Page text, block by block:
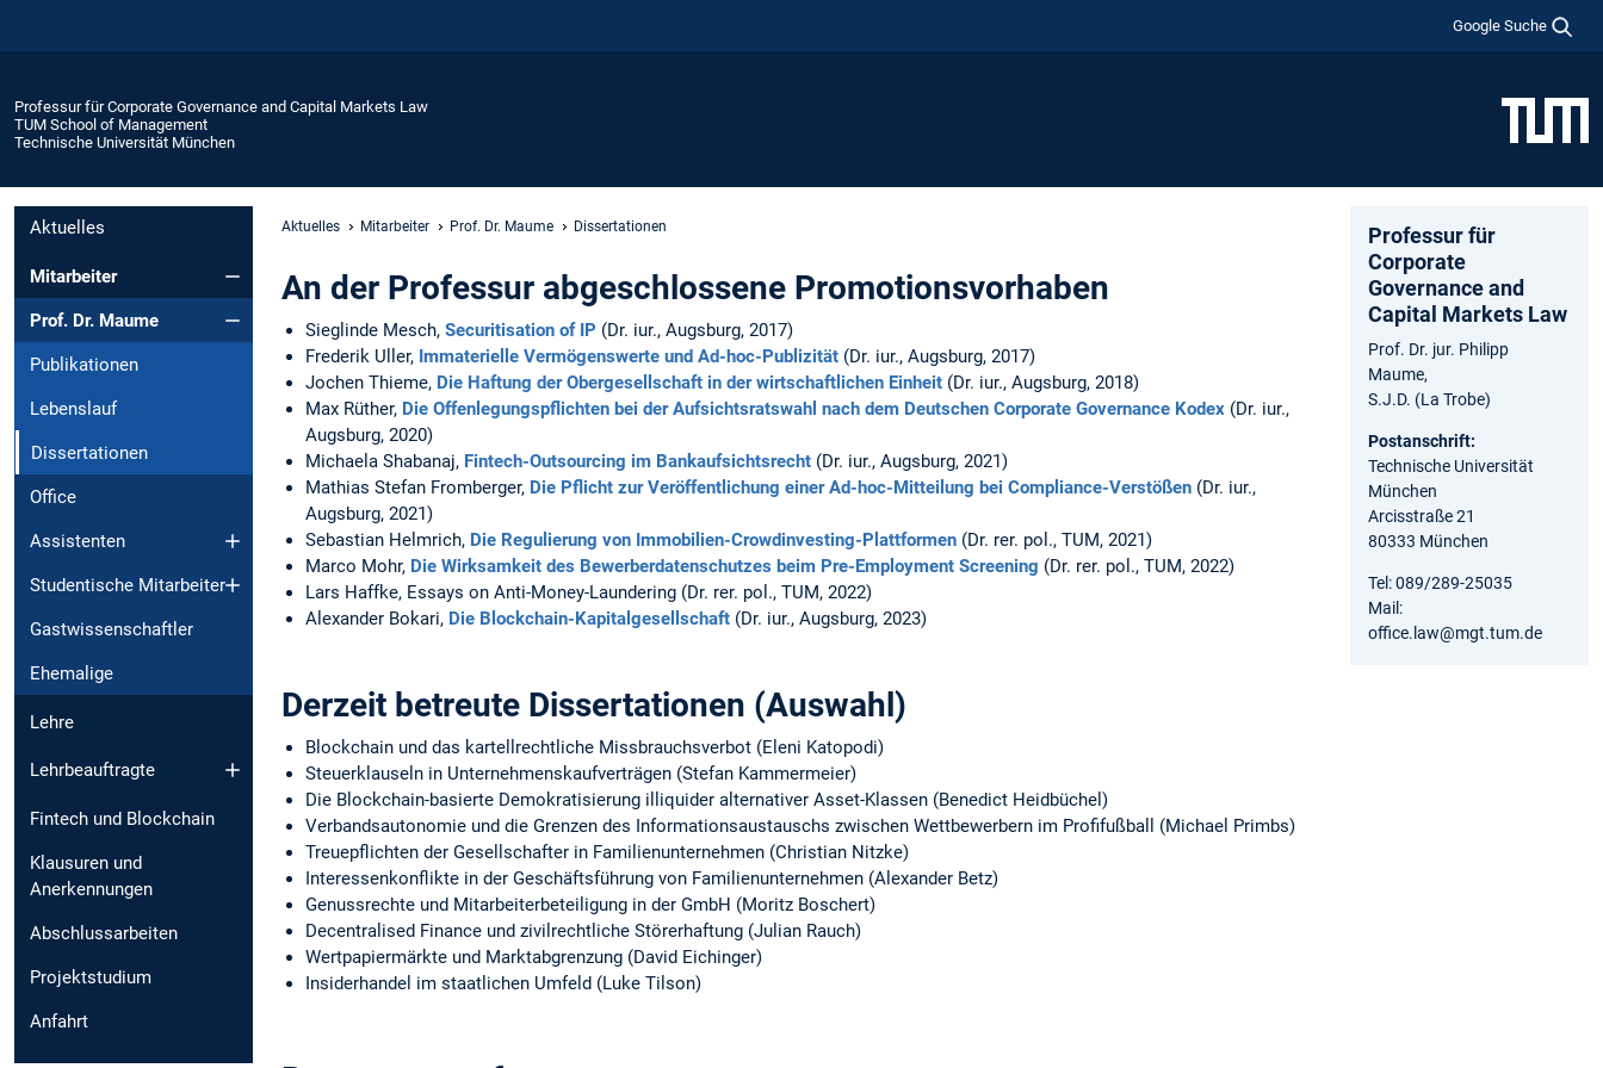
Google Suche
Professur für Corporate Governance and Capital Markets Law
TUM School of Management
Technische Universität München
Aktuelles
Mitarbeiter
Prof. Dr. Maume
Publikationen
Lebenslauf
Dissertationen
Office
Assistenten
Studentische Mitarbeiter
Gastwissenschaftler
Ehemalige
Lehre
Lehrbeauftragte
Fintech und Blockchain
Klausuren und
Anerkennungen
Abschlussarbeiten
Projektstudium
Anfahrt
Aktuelles Mitarbeiter Prof. Dr. Maume Dissertationen
An der Professur abgeschlossene Promotionsvorhaben
Sieglinde Mesch, Securitisation of IP (Dr. iur., Augsburg, 2017)
Frederik Uller, Immaterielle Vermögenswerte und Ad-hoc-Publizität (Dr. iur., Augsburg, 2017)
Jochen Thieme, Die Haftung der Obergesellschaft in der wirtschaftlichen Einheit (Dr. iur., Augsburg, 2018)
Max Rüther, Die Offenlegungspflichten bei der Aufsichtsratswahl nach dem Deutschen Corporate Governance Kodex (Dr. iur.,
Augsburg, 2020)
Michaela Shabanaj, Fintech-Outsourcing im Bankaufsichtsrecht (Dr. iur., Augsburg, 2021)
Mathias Stefan Fromberger, Die Pflicht zur Veröffentlichung einer Ad-hoc-Mitteilung bei Compliance-Verstößen (Dr. iur.,
Augsburg, 2021)
Sebastian Helmrich, Die Regulierung von Immobilien-Crowdinvesting-Plattformen (Dr. rer. pol., TUM, 2021)
Marco Mohr, Die Wirksamkeit des Bewerberdatenschutzes beim Pre-Employment Screening (Dr. rer. pol., TUM, 2022)
Lars Haffke, Essays on Anti-Money-Laundering (Dr. rer. pol., TUM, 2022)
Alexander Bokari, Die Blockchain-Kapitalgesellschaft (Dr. iur., Augsburg, 2023)
Derzeit betreute Dissertationen (Auswahl)
Blockchain und das kartellrechtliche Missbrauchsverbot (Eleni Katopodi)
Steuerklauseln in Unternehmenskaufverträgen (Stefan Kammermeier)
Die Blockchain-basierte Demokratisierung illiquider alternativer Asset-Klassen (Benedict Heidbüchel)
Verbandsautonomie und die Grenzen des Informationsaustauschs zwischen Wettbewerbern im Profifußball (Michael Primbs)
Treuepflichten der Gesellschafter in Familienunternehmen (Christian Nitzke)
Interessenkonflikte in der Geschäftsführung von Familienunternehmen (Alexander Betz)
Genussrechte und Mitarbeiterbeteiligung in der GmbH (Moritz Boschert)
Decentralised Finance und zivilrechtliche Störerhaftung (Julian Rauch)
Wertpapiermärkte und Marktabgrenzung (David Eichinger)
Insiderhandel im staatlichen Umfeld (Luke Tilson)
Professur für
Corporate
Governance and
Capital Markets Law
Prof. Dr. jur. Philipp
Maume,
S.J.D. (La Trobe)
Postanschrift:
Technische Universität
München
Arcisstraße 21
80333 München
Tel: 089/289-25035
Mail:
office.law@mgt.tum.de